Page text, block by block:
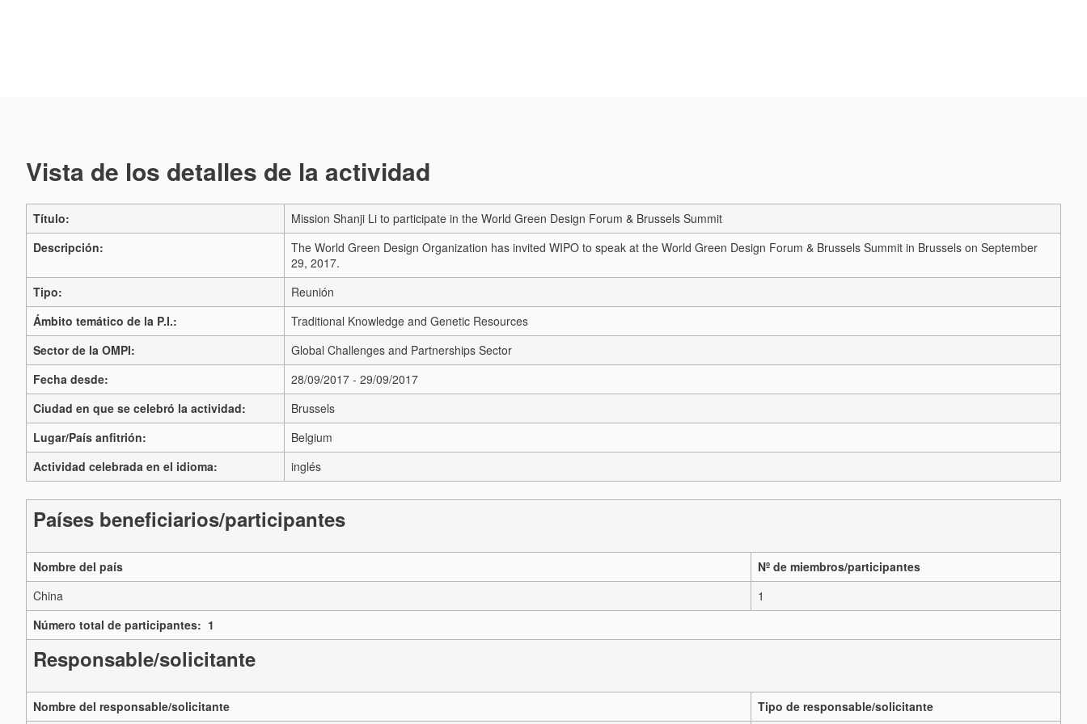
Vista de los detalles de la actividad
Título:
Mission Shanji Li to participate in the World Green Design Forum & Brussels Summit
Descripción:
The World Green Design Organization has invited WIPO to speak at the World Green Design Forum & Brussels Summit in Brussels on September
29, 2017.
Tipo:
Reunión
Ámbito temático de la P.I.:
Traditional Knowledge and Genetic Resources
Sector de la OMPI:
Global Challenges and Partnerships Sector
Fecha desde:
28/09/2017 - 29/09/2017
Ciudad en que se celebró la actividad:
Brussels
Lugar/País anfitrión:
Belgium
Actividad celebrada en el idioma:
inglés
Países beneficiarios/participantes
Nombre del país
Nº de miembros/participantes
China
1
Número total de participantes: 1
Responsable/solicitante
Nombre del responsable/solicitante Tipo de responsable/solicitante